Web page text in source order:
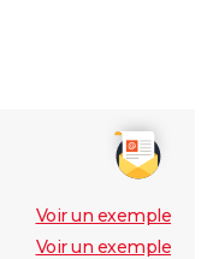
Voir un exemple
Voir un exemple